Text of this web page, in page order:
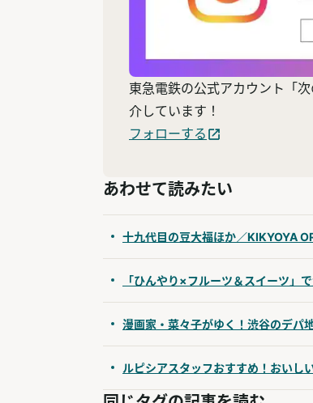
東急電鉄の公式アカウント「
介しています！
フォローする
あわせて読みたい
十九代目の豆大福ほか／KIKYOYA
「ひんやり×フルーツ＆スイーツ」
漫画家・菜々子がゆく！渋谷のデパ
ルピシアスタッフおすすめ！おいし